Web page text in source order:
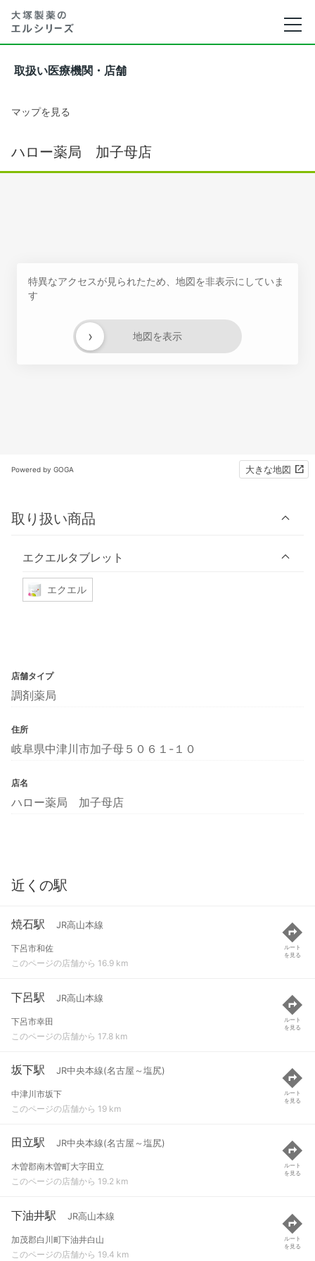
取扱い医療機関・店舗
マップを見る
ハロー薬局 加子母店
特異なアクセスが見られたため、地図を非表示にしていま
す
地図を表示
›
Powered by GOGA 大きな地図
取り扱い商品
エクエルタブレット
エクエル
店舗タイプ
調剤薬局
住所
岐阜県中津川市加子母５０６１-１０
店名
ハロー薬局 加子母店
近くの駅
焼石駅 JR高山本線
下呂市和佐
このページの店舗から 16.9 km
ルート
を見る
下呂駅 JR高山本線
下呂市幸田
このページの店舗から 17.8 km
ルート
を見る
坂下駅 JR中央本線(名古屋～塩尻)
中津川市坂下
このページの店舗から 19 km
ルート
を見る
田立駅 JR中央本線(名古屋～塩尻)
木曽郡南木曽町大字田立
このページの店舗から 19.2 km
ルート
を見る
下油井駅 JR高山本線
加茂郡白川町下油井白山
このページの店舗から 19.4 km
ルート
を見る